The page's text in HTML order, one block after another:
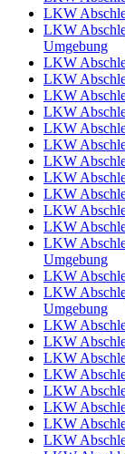
LKW
LKW
Umgebung
LKW
LKW
LKW
LKW
LKW
LKW
LKW
LKW
LKW
LKW
LKW
LKW
Umgebung
LKW
LKW
Umgebung
LKW
LKW
LKW
LKW
LKW
LKW
LKW
LKW